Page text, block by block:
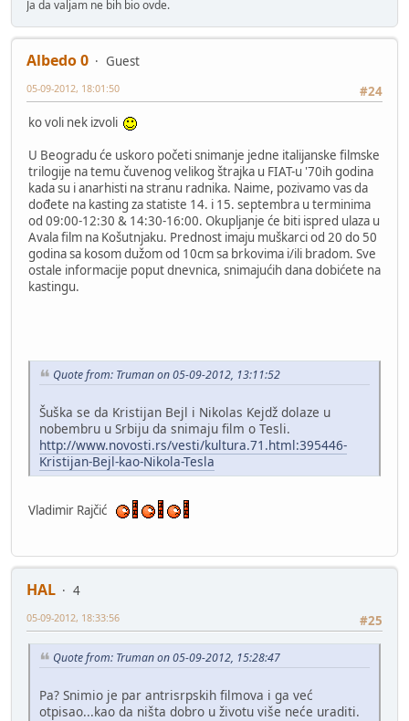
Ja da valjam ne bih bio ovde.
Albedo 0
Guest
#24
05-09-2012, 18:01:50
ko voli nek izvoli
U Beogradu će uskoro početi snimanje jedne italijanske filmske
trilogije na temu čuvenog velikog štrajka u FIAT-u '70ih godina
kada su i anarhisti na stranu radnika. Naime, pozivamo vas da
dođete na kasting za statiste 14. i 15. septembra u terminima
od 09:00-12:30 & 14:30-16:00. Okupljanje će biti ispred ulaza u
Avala film na Košutnjaku. Prednost imaju muškarci od 20 do 50
godina sa kosom dužom od 10cm sa brkovima i/ili bradom. Sve
ostale informacije poput dnevnica, snimajućih dana dobićete na
kastingu.
Quote from: Truman on 05-09-2012, 13:11:52
Šuška se da Kristijan Bejl i Nikolas Kejdž dolaze u
nobembru u Srbiju da snimaju film o Tesli.
http://www.novosti.rs/vesti/kultura.71.html:395446-
Kristijan-Bejl-kao-Nikola-Tesla
Vladimir Rajčić
HAL
4
#25
05-09-2012, 18:33:56
Quote from: Truman on 05-09-2012, 15:28:47
Pa? Snimio je par antrisrpskih filmova i ga već
otpisao...kao da ništa dobro u životu više neće uraditi.